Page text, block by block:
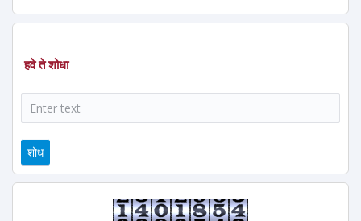
हवे ते शोधा
शोध